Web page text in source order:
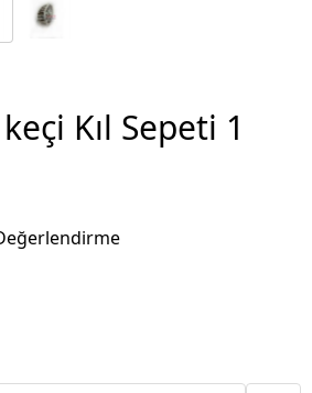
Kıl Sepeti 1